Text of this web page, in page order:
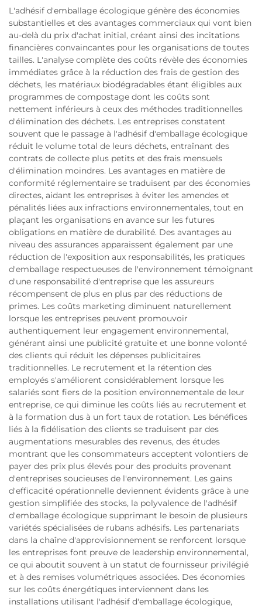
L'adhésif d'emballage écologique génère des économies
substantielles et des avantages commerciaux qui vont bien
au-delà du prix d'achat initial, créant ainsi des incitations
financières convaincantes pour les organisations de toutes
tailles. L'analyse complète des coûts révèle des économies
immédiates grâce à la réduction des frais de gestion des
déchets, les matériaux biodégradables étant éligibles aux
programmes de compostage dont les coûts sont
nettement inférieurs à ceux des méthodes traditionnelles
d'élimination des déchets. Les entreprises constatent
souvent que le passage à l'adhésif d'emballage écologique
réduit le volume total de leurs déchets, entraînant des
contrats de collecte plus petits et des frais mensuels
d'élimination moindres. Les avantages en matière de
conformité réglementaire se traduisent par des économies
directes, aidant les entreprises à éviter les amendes et
pénalités liées aux infractions environnementales, tout en
plaçant les organisations en avance sur les futures
obligations en matière de durabilité. Des avantages au
niveau des assurances apparaissent également par une
réduction de l'exposition aux responsabilités, les pratiques
d'emballage respectueuses de l'environnement témoignant
d'une responsabilité d'entreprise que les assureurs
récompensent de plus en plus par des réductions de
primes. Les coûts marketing diminuent naturellement
lorsque les entreprises peuvent promouvoir
authentiquement leur engagement environnemental,
générant ainsi une publicité gratuite et une bonne volonté
des clients qui réduit les dépenses publicitaires
traditionnelles. Le recrutement et la rétention des
employés s'améliorent considérablement lorsque les
salariés sont fiers de la position environnementale de leur
entreprise, ce qui diminue les coûts liés au recrutement et
à la formation dus à un fort taux de rotation. Les bénéfices
liés à la fidélisation des clients se traduisent par des
augmentations mesurables des revenus, des études
montrant que les consommateurs acceptent volontiers de
payer des prix plus élevés pour des produits provenant
d'entreprises soucieuses de l'environnement. Les gains
d'efficacité opérationnelle deviennent évidents grâce à une
gestion simplifiée des stocks, la polyvalence de l'adhésif
d'emballage écologique supprimant le besoin de plusieurs
variétés spécialisées de rubans adhésifs. Les partenariats
dans la chaîne d'approvisionnement se renforcent lorsque
les entreprises font preuve de leadership environnemental,
ce qui aboutit souvent à un statut de fournisseur privilégié
et à des remises volumétriques associées. Des économies
sur les coûts énergétiques interviennent dans les
installations utilisant l'adhésif d'emballage écologique,